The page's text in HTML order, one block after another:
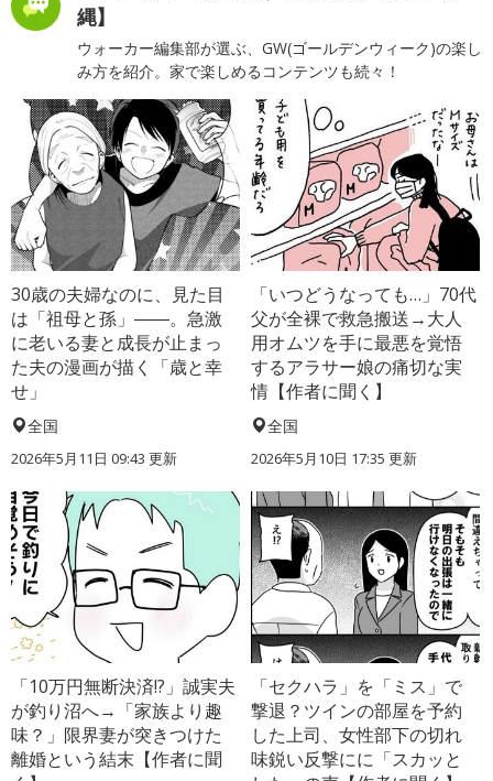
縄】
ウォーカー編集部が選ぶ、GW(ゴールデンウィーク)の楽し
み方を紹介。家で楽しめるコンテンツも続々！
30歳の夫婦なのに、見た目
は「祖母と孫」――。急激
に老いる妻と成長が止まっ
た夫の漫画が描く「歳と幸
せ」
全国
2026年5月11日 09:43 更新
「いつどうなっても…」70代
父が全裸で救急搬送→大人
用オムツを手に最悪を覚悟
するアラサー娘の痛切な実
情【作者に聞く】
全国
2026年5月10日 17:35 更新
「10万円無断決済!?」誠実夫
が釣り沼へ→「家族より趣
味？」限界妻が突きつけた
離婚という結末【作者に聞
「セクハラ」を「ミス」で
撃退？ツインの部屋を予約
した上司、女性部下の切れ
味鋭い反撃にに「スカッと